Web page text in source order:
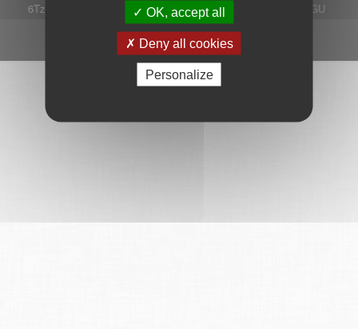
OK, accept all
Deny all cookies
Personalize
6Tzen ©2015 - Tous droits réservés Mentions légales
CGU
Plan du site
FAQ
Contact
Ce service est proposé par6Tzen